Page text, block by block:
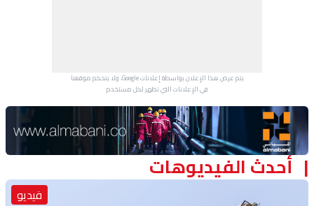
يتم عرض هذا الإعلان بواسطة إعلانات Google، ولا يتحكم موقعنا
في الإعلانات التي تظهر لكل مستخدم.
Advertisement Section
أحدث الفيديوهات
فيديو